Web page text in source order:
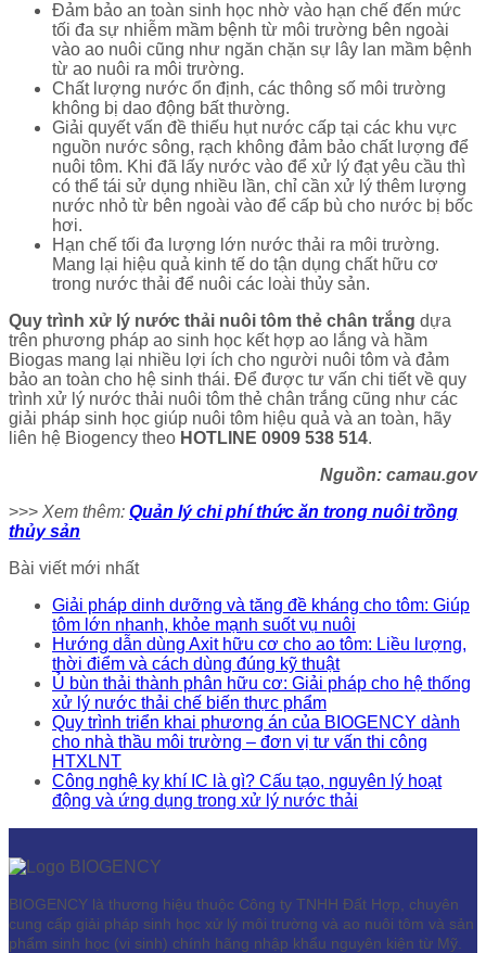
Đảm bảo an toàn sinh học nhờ vào hạn chế đến mức
tối đa sự nhiễm mầm bệnh từ môi trường bên ngoài
vào ao nuôi cũng như ngăn chặn sự lây lan mầm bệnh
từ ao nuôi ra môi trường.
Chất lượng nước ổn định, các thông số môi trường
không bị dao động bất thường.
Giải quyết vấn đề thiếu hụt nước cấp tại các khu vực
nguồn nước sông, rạch không đảm bảo chất lượng để
nuôi tôm. Khi đã lấy nước vào để xử lý đạt yêu cầu thì
có thể tái sử dụng nhiều lần, chỉ cần xử lý thêm lượng
nước nhỏ từ bên ngoài vào để cấp bù cho nước bị bốc
hơi.
Hạn chế tối đa lượng lớn nước thải ra môi trường.
Mang lại hiệu quả kinh tế do tận dụng chất hữu cơ
trong nước thải để nuôi các loài thủy sản.
Quy trình xử lý nước thải nuôi tôm thẻ chân trắng dựa
trên phương pháp ao sinh học kết hợp ao lắng và hầm
Biogas mang lại nhiều lợi ích cho người nuôi tôm và đảm
bảo an toàn cho hệ sinh thái. Để được tư vấn chi tiết về quy
trình xử lý nước thải nuôi tôm thẻ chân trắng cũng như các
giải pháp sinh học giúp nuôi tôm hiệu quả và an toàn, hãy
liên hệ Biogency theo HOTLINE 0909 538 514.
Nguồn: camau.gov
>>> Xem thêm: Quản lý chi phí thức ăn trong nuôi trồng
thủy sản
Bài viết mới nhất
Giải pháp dinh dưỡng và tăng đề kháng cho tôm: Giúp
tôm lớn nhanh, khỏe mạnh suốt vụ nuôi
Hướng dẫn dùng Axit hữu cơ cho ao tôm: Liều lượng,
thời điểm và cách dùng đúng kỹ thuật
Ủ bùn thải thành phân hữu cơ: Giải pháp cho hệ thống
xử lý nước thải chế biến thực phẩm
Quy trình triển khai phương án của BIOGENCY dành
cho nhà thầu môi trường – đơn vị tư vấn thi công
HTXLNT
Công nghệ kỵ khí IC là gì? Cấu tạo, nguyên lý hoạt
động và ứng dụng trong xử lý nước thải
BIOGENCY là thương hiệu thuộc Công ty TNHH Đất Hợp, chuyên
cung cấp giải pháp sinh học xử lý môi trường và ao nuôi tôm và sản
phẩm sinh học (vi sinh) chính hãng nhập khẩu nguyên kiện từ Mỹ.